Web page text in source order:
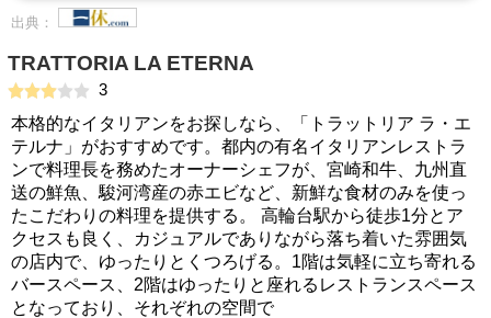
出典：
TRATTORIA LA ETERNA
3
本格的なイタリアンをお探しなら、「トラットリア ラ・エ
テルナ」がおすすめです。都内の有名イタリアンレストラ
ンで料理長を務めたオーナーシェフが、宮崎和牛、九州直
送の鮮魚、駿河湾産の赤エビなど、新鮮な食材のみを使っ
たこだわりの料理を提供する。 高輪台駅から徒歩1分とア
クセスも良く、カジュアルでありながら落ち着いた雰囲気
の店内で、ゆったりとくつろげる。1階は気軽に立ち寄れる
バースペース、2階はゆったりと座れるレストランスペース
となっており、それぞれの空間で